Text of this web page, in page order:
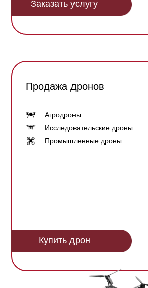
Заказать услугу
Купить дрон
Продажа дронов
Агродроны
Исследовательские дроны
Промышленные дроны